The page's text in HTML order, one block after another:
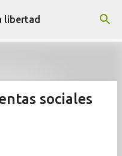
libertad
sociales